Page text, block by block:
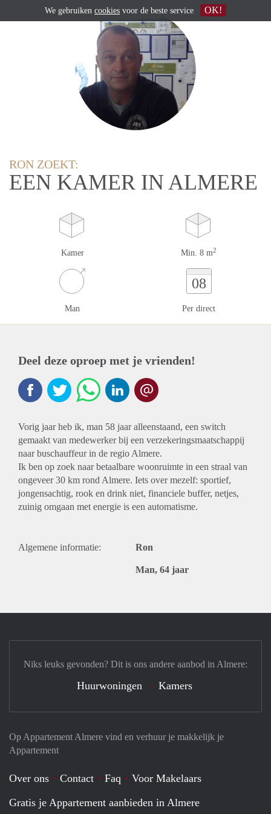
RON ZOEKT:
EEN KAMER IN ALMERE
Kamer Min. 8 m2
Man
08
Per direct
Deel deze oproep met je vrienden!
Vorig jaar heb ik, man 58 jaar alleenstaand, een switch
gemaakt van medewerker bij een verzekeringsmaatschappij
naar buschauffeur in de regio Almere.
Ik ben op zoek naar betaalbare woonruimte in een straal van
ongeveer 30 km rond Almere. Iets over mezelf: sportief,
jongensachtig, rook en drink niet, financiele buffer, netjes,
zuinig omgaan met energie is een automatisme.
Algemene informatie: Ron
Man, 64 jaar
Op Appartement Almere vind en verhuur je makkelijk je
Appartement
Over ons Contact Faq
Voor Makelaars
Gratis je Appartement aanbieden in Almere
Niks leuks gevonden? Dit is ons andere aanbod in Almere:
Huurwoningen Kamers
We gebruiken cookies voor de beste service OK!